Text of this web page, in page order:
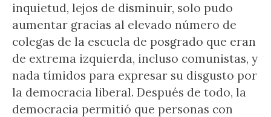
inquietud, lejos de disminuir, solo pudo
aumentar gracias al elevado número de
colegas de la escuela de posgrado que eran
de extrema izquierda, incluso comunistas, y
nada tímidos para expresar su disgusto por
la democracia liberal. Después de todo, la
democracia permitió que personas con